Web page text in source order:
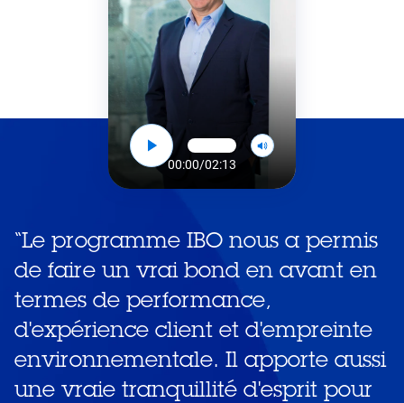
00:00/02:13
“Le programme IBO nous a permis
de faire un vrai bond en avant en
termes de performance,
d'expérience client et d'empreinte
environnementale. Il apporte aussi
une vraie tranquillité d'esprit pour